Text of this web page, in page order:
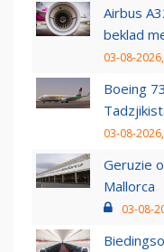
Airbus
beklad
03-08-
Boeing
03-08-
Geruzie
Mallorca
03-08-